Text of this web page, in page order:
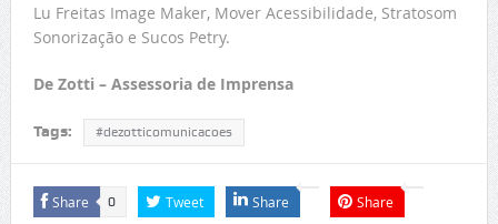
Lu Freitas Image Maker, Mover Acessibilidade, Stratosom
Sonorização e Sucos Petry.
De Zotti – Assessoria de Imprensa
Tags: #dezotticomunicacoes
Share 0 Tweet Share Share